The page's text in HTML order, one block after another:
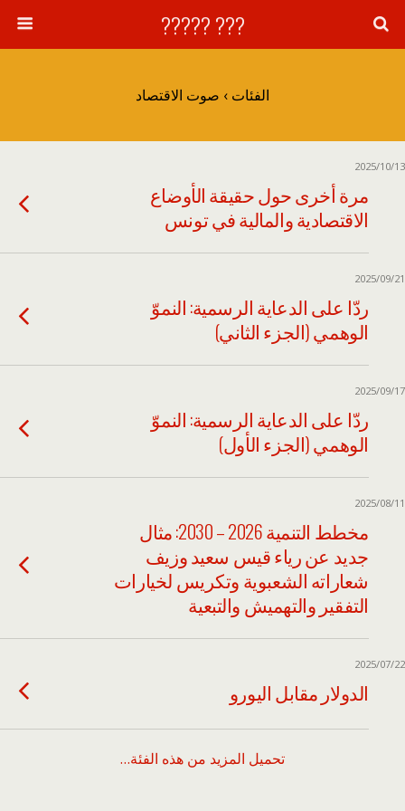
??? ?????
الفئات › صوت الاقتصاد
2025/10/13
مرة أخرى حول حقيقة الأوضاع
الاقتصادية والمالية في تونس
2025/09/21
ردّا على الدعاية الرسمية: النموّ
الوهمي (الجزء الثاني)
2025/09/17
ردّا على الدعاية الرسمية: النموّ
الوهمي (الجزء الأول)
2025/08/11
مخطط التنمية 2026 – 2030: مثال
جديد عن رياء قيس سعيد وزيف
شعاراته الشعبوية وتكريس لخيارات
التفقير والتهميش والتبعية
2025/07/22
الدولار مقابل اليورو
تحميل المزيد من هذه الفئة…